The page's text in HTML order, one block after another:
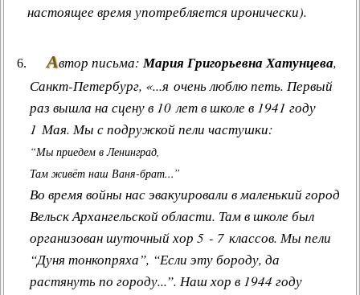
настоящее время употребляется иронически).
Автор письма:Мария Григорьевна Хатунцева,
Санкт-Петербург, «...я очень люблю петь. Первый
раз вышла на сцену в 10 лет в школе в 1941 году
1 Мая. Мы с подружкой пели частушки:
“Мы приедем в Ленинград,
Там живёт наш Ваня-брат...”
Во время войны нас эвакуировали в маленький город
Вельск Архангельской области. Там в школе был
организован шуточный хор 5 - 7 классов. Мы пели
“Дуня тонкопряха”, “Если эту бороду, да
растянуть по городу...”. Наш хор в 1944 году